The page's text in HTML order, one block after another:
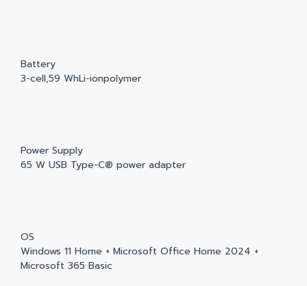
Battery
3-cell,59 WhLi-ionpolymer
Power Supply
65 W USB Type-C® power adapter
OS
Windows 11 Home + Microsoft Office Home 2024 +
Microsoft 365 Basic